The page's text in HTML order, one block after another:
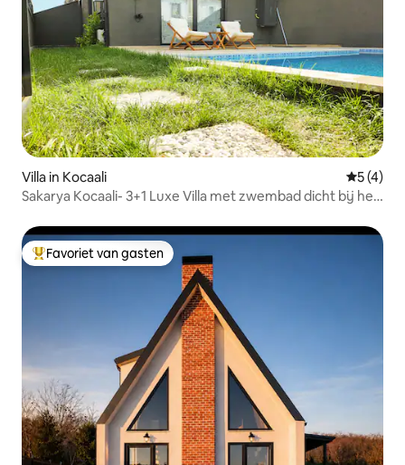
Villa in Kocaali
5 (4)
Sakarya Kocaali- 3+1 Luxe Villa met zwembad dicht bij het
Topfavoriet van gasten
Favoriet van gasten